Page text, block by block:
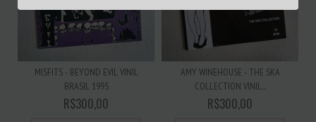
MISFITS - BEYOND EVIL VINIL
BRASIL 1995
R$300,00
AMY WINEHOUSE - THE SKA
COLLECTION VINIL...
R$300,00